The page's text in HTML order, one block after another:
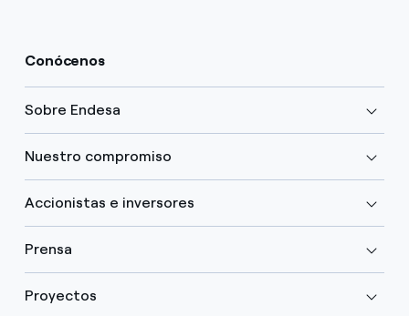
Conócenos
Sobre Endesa
Nuestro compromiso
Accionistas e inversores
Prensa
Proyectos